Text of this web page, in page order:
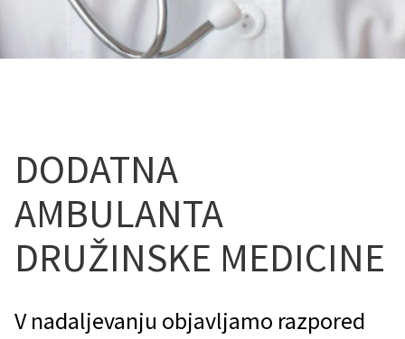
DODATNA
AMBULANTA
DRUŽINSKE MEDICINE
V nadaljevanju objavljamo razpored